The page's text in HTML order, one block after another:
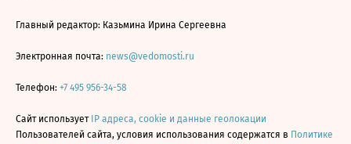
Главный редактор: Казьмина Ирина Сергеевна
Электронная почта: news@vedomosti.ru
Телефон: +7 495 956-34-58
Сайт использует IP адреса, cookie и данные геолокации
Пользователей сайта, условия использования содержатся в Политике